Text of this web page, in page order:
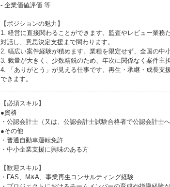
- 企業価値評価 等
【ポジションの魅力】
1. 経営に直接関わることができます。監査やレビュー業務
対話し、意思決定支援まで関わります。
2. 幅広い案件経験が積めます。業種を限定せず、全国の中
3. 裁量が大きく、少数精鋭のため、年次に関係なく案件主
4. 「ありがとう」が見える仕事です。再生・承継・成長支
できます。
【必須スキル】
●資格
・公認会計士（又は、公認会計士試験合格者で公認会計士
●その他
・普通自動車運転免許
・中小企業支援に興味のある方
【歓迎スキル】
・FAS、M&A、事業再生コンサルティング経験